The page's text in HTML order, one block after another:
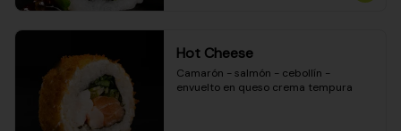
Hot Cheese
Camarón - salmón - cebollín -
envuelto en queso crema tempura